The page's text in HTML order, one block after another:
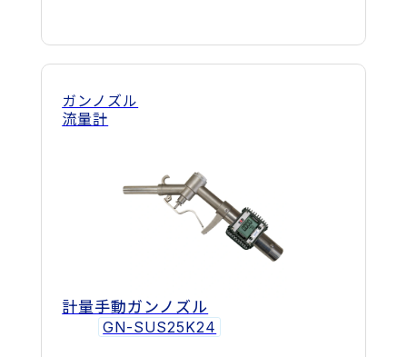
ガンノズル
流量計
計量手動ガンノズル
GN-SUS25K24